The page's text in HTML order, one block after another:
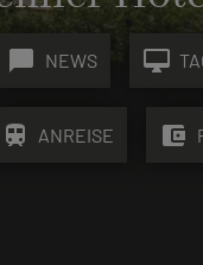
chat_bubble NEWS desktop_mac
train ANREISE account_balance_wallet